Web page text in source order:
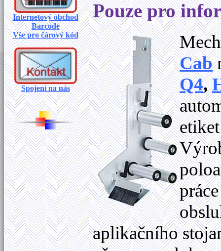
Internetový obchod
Barcode
Vše pro čárový kód
Spojení na nás
Pouze pro
Cab
Q4,
aplikačního